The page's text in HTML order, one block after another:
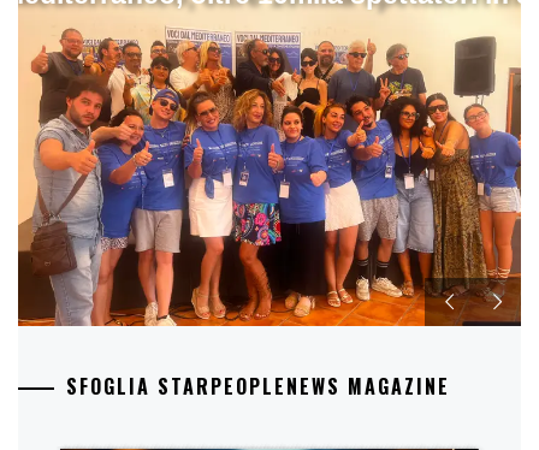
SFOGLIA STARPEOPLENEWS MAGAZINE